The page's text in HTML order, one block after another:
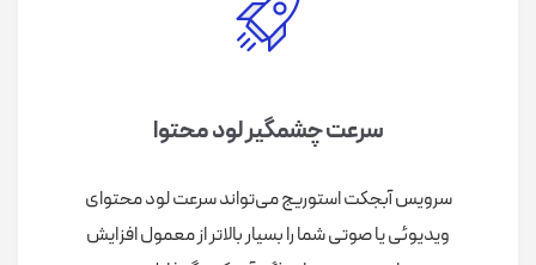
سرعت چشمگیر لود محتوا
سرویس آبجکت استوریج می‌تواند سرعت لود محتوای
ویدیوئی یا صوتی شما را بسیار بالاتر از معمول افزایش